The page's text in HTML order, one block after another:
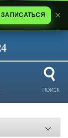
ПОИСК
ЗАПИСАТЬСЯ